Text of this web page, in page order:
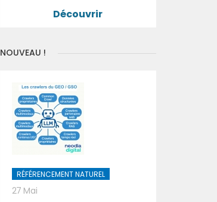
Découvrir
NOUVEAU !
RÉFÉRENCEMENT NATUREL
27 Mai